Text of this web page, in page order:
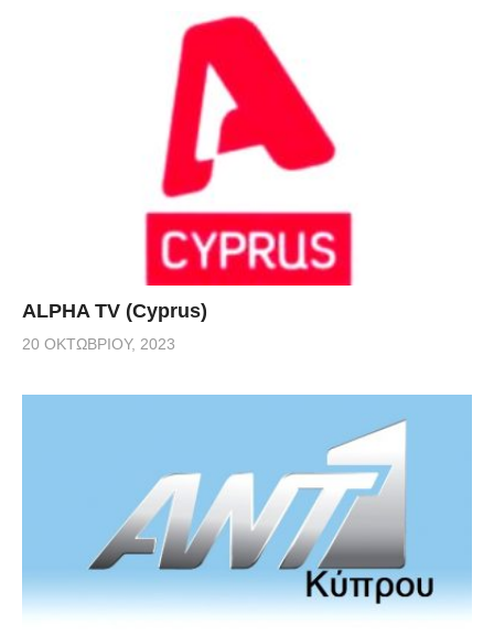
ALPHA TV (Cyprus)
20 ΟΚΤΩΒΡΊΟΥ, 2023